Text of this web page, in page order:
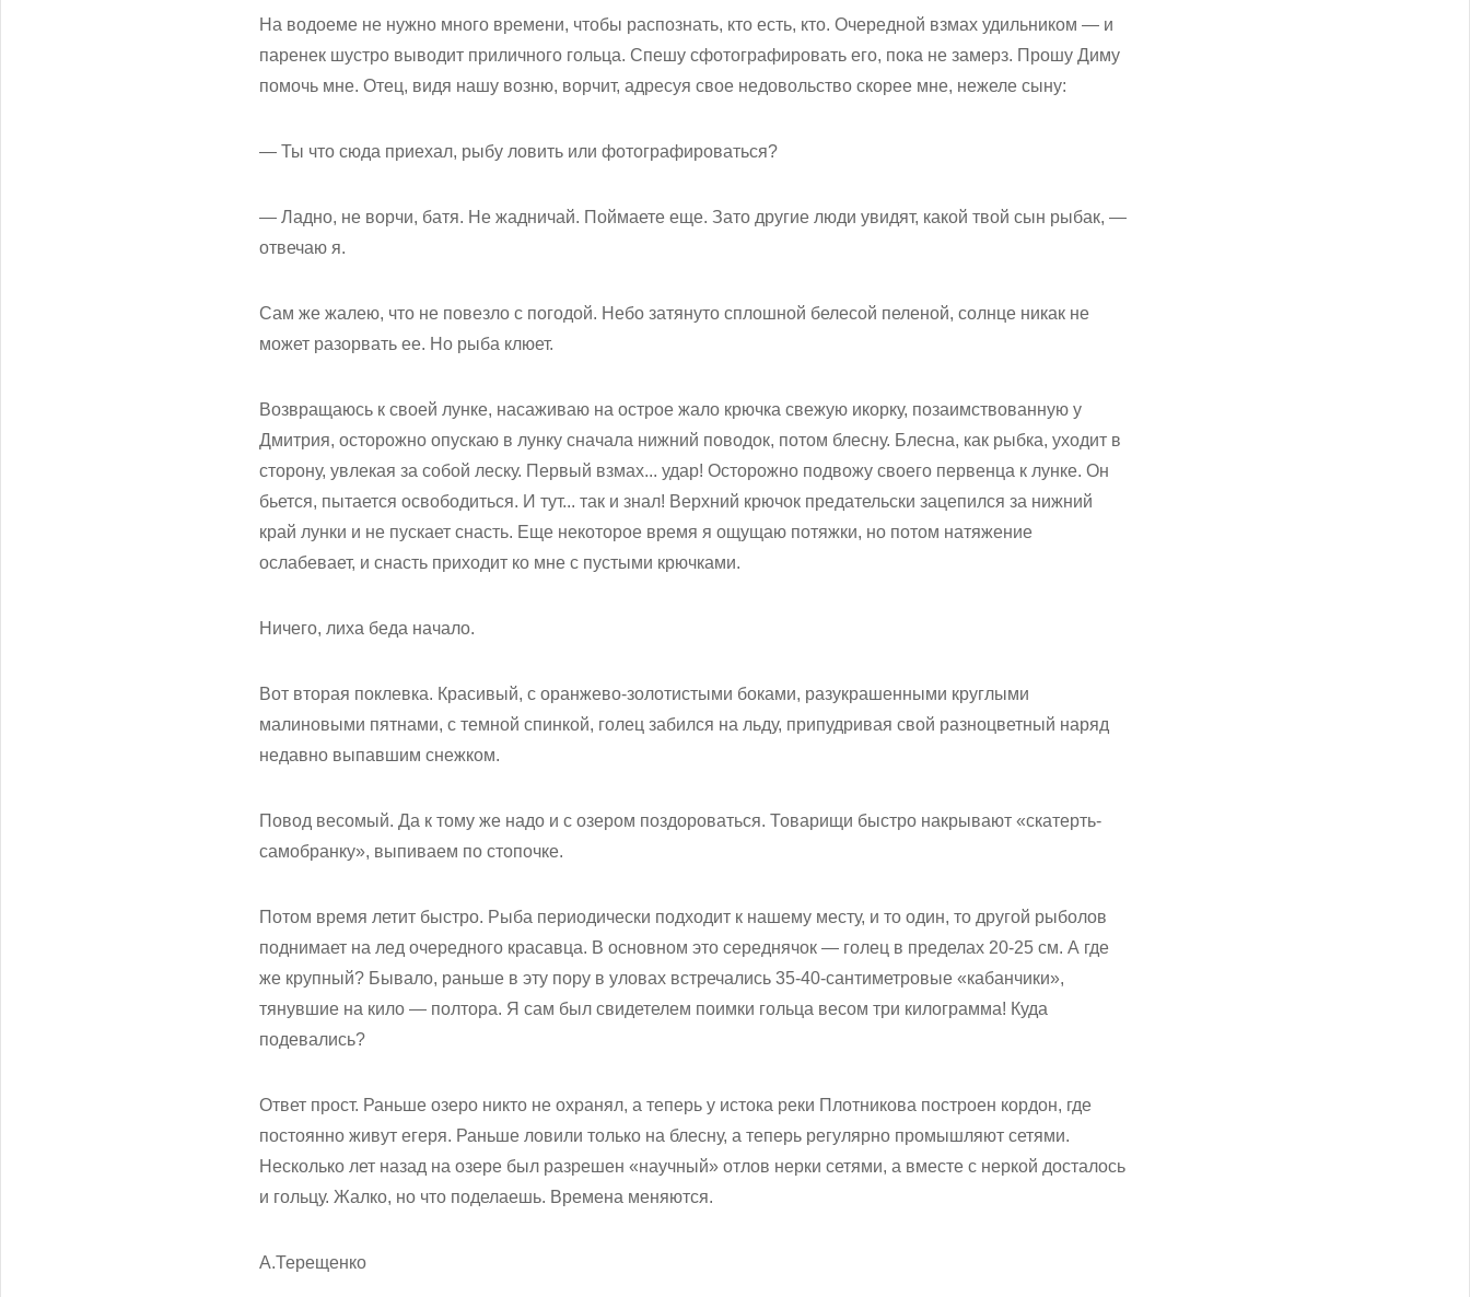
На водоеме не нужно много времени, чтобы распознать, кто есть, кто. Очередной взмах удильником — и
паренек шустро выводит приличного гольца. Спешу сфотографировать его, пока не замерз. Прошу Диму
помочь мне. Отец, видя нашу возню, ворчит, адресуя свое недовольство скорее мне, нежеле сыну:
— Ты что сюда приехал, рыбу ловить или фотографироваться?
— Ладно, не ворчи, батя. Не жадничай. Поймаете еще. Зато другие люди увидят, какой твой сын рыбак, —
отвечаю я.
Сам же жалею, что не повезло с погодой. Небо затянуто сплошной белесой пеленой, солнце никак не
может разорвать ее. Но рыба клюет.
Возвращаюсь к своей лунке, насаживаю на острое жало крючка свежую икорку, позаимствованную у
Дмитрия, осторожно опускаю в лунку сначала нижний поводок, потом блесну. Блесна, как рыбка, уходит в
сторону, увлекая за собой леску. Первый взмах... удар! Осторожно подвожу своего первенца к лунке. Он
бьется, пытается освободиться. И тут... так и знал! Верхний крючок предательски зацепился за нижний
край лунки и не пускает снасть. Еще некоторое время я ощущаю потяжки, но потом натяжение
ослабевает, и снасть приходит ко мне с пустыми крючками.
Ничего, лиха беда начало.
Вот вторая поклевка. Красивый, с оранжево-золотистыми боками, разукрашенными круглыми
малиновыми пятнами, с темной спинкой, голец забился на льду, припудривая свой разноцветный наряд
недавно выпавшим снежком.
Повод весомый. Да к тому же надо и с озером поздороваться. Товарищи быстро накрывают «скатерть-
самобранку», выпиваем по стопочке.
Потом время летит быстро. Рыба периодически подходит к нашему месту, и то один, то другой рыболов
поднимает на лед очередного красавца. В основном это середнячок — голец в пределах 20-25 см. А где
же крупный? Бывало, раньше в эту пору в уловах встречались 35-40-сантиметровые «кабанчики»,
тянувшие на кило — полтора. Я сам был свидетелем поимки гольца весом три килограмма! Куда
подевались?
Ответ прост. Раньше озеро никто не охранял, а теперь у истока реки Плотникова построен кордон, где
постоянно живут егеря. Раньше ловили только на блесну, а теперь регулярно промышляют сетями.
Несколько лет назад на озере был разрешен «научный» отлов нерки сетями, а вместе с неркой досталось
и гольцу. Жалко, но что поделаешь. Времена меняются.
А.Терещенко